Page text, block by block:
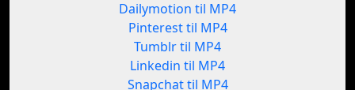
Dailymotion til MP4
Pinterest til MP4
Tumblr til MP4
Linkedin til MP4
Snapchat til MP4